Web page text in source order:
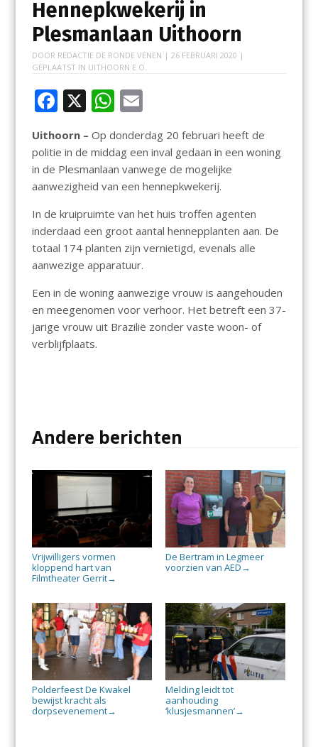
Hennepkwekerij in
Plesmanlaan Uithoorn
DOOR REDACTIE DE RONDE VENEN | 26 FEBRUARI 2020 |
GEPLAATST IN UITHOORN E.O.
F
e
b
o
o
k
X W
h
at
s
A
p
p
E
m
ai
l
Uithoorn – Op donderdag 20 februari heeft de
politie in de middag een inval gedaan in een woning
in de Plesmanlaan vanwege de mogelijke
aanwezigheid van een hennepkwekerij.
In de kruipruimte van het huis troffen agenten
inderdaad een groot aantal hennepplanten aan. De
totaal 174 planten zijn vernietigd, evenals alle
aanwezige apparatuur.
Een in de woning aanwezige vrouw is aangehouden
en meegenomen voor verhoor. Het betreft een 37-
jarige vrouw uit Brazilië zonder vaste woon- of
verblijfplaats.
Andere berichten
Vrijwilligers vormen
kloppend hart van
Filmtheater Gerrit→
De Bertram in Legmeer
voorzien van AED →
Polderfeest De Kwakel
bewijst kracht als
dorpsevenement→
Melding leidt tot
aanhouding
‘klusjesmannen’→